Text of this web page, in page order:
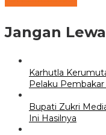
Jangan
Karhutla
Pelaku Pembakar
Bupati Zukri
Ini Hasilnya